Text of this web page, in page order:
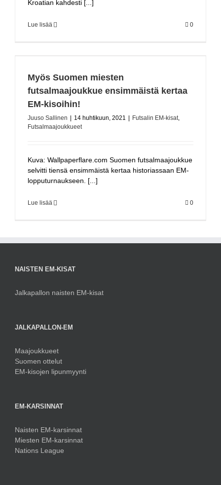
Kroatian kahdesti [...]
Lue lisää 0
Myös Suomen miesten
futsalmaajoukkue ensimmäistä kertaa
EM-kisoihin!
Juuso Sallinen 14 huhtikuun, 2021 Futsalin EM-kisat,
Futsalmaajoukkueet
Kuva: Wallpaperflare.com Suomen futsalmaajoukkue
selvitti tiensä ensimmäistä kertaa historiassaan EM-
lopputurnaukseen. [...]
Lue lisää 0
NAISTEN EM-KISAT
Jalkapallon naisten EM-kisat
JALKAPALLON-EM
Maajoukkueet
Suomen ottelut
EM-kisojen lipunmyynti
EM-KARSINNAT
Naisten EM-karsinnat
Miesten EM-karsinnat
Nations League